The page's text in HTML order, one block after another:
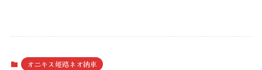
オニキス姫路ネオ納車